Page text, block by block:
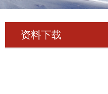
资料下载